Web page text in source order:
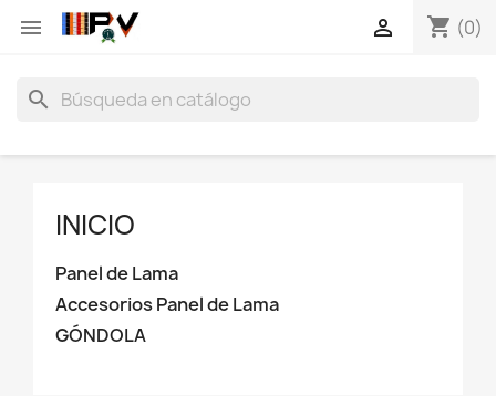
 shopping_cart (0)

search
INICIO
Panel de Lama
Accesorios Panel de Lama
GÓNDOLA